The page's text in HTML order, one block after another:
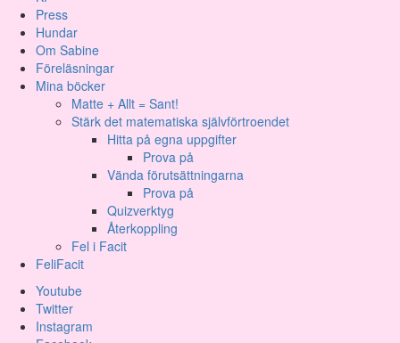
Press
Hundar
Om Sabine
Föreläsningar
Mina böcker
Matte + Allt = Sant!
Stärk det matematiska självförtroendet
Hitta på egna uppgifter
Prova på
Vända förutsättningarna
Prova på
Quizverktyg
Återkoppling
Fel i Facit
FeliFacit
Youtube
Twitter
Instagram